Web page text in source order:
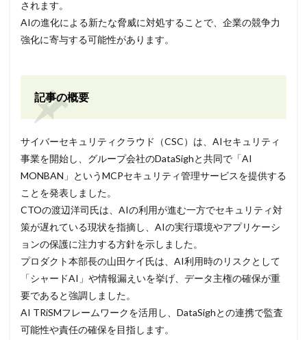
されます。
AIの進化による新たな脅威に対処することで、企業の競争力
強化に寄与する可能性があります。
記事の概要
サイバーセキュリティクラウド（CSC）は、AIセキュリティ
事業を開始し、グループ会社のDataSighと共同で「AI
MONBAN」というMCPセキュリティ管理サービスを提供する
ことを発表しました。
CTOの渡辺洋司氏は、AIの利用が進む一方でセキュリティ対
策が遅れている現状を指摘し、AIの実行環境やアプリケーシ
ョンの保護に注力する方針を示しました。
プロダクト本部長の山田ケイ氏は、AI利用時のリスクとして
「シャードAI」や情報漏えいを挙げ、データ主権の確保が重
要であると強調しました。
AI TRiSMフレームワークを活用し、DataSighとの連携で監査
可能性や責任の確保を目指します。